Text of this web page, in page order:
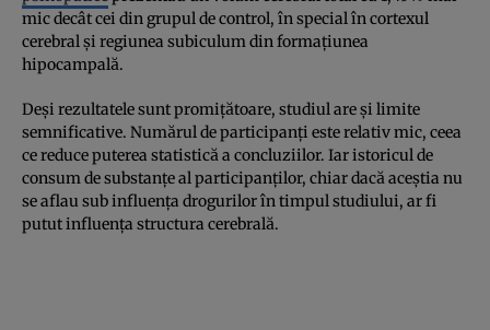
mic decât cei din grupul de control, în special în cortexul
cerebral și regiunea subiculum din formațiunea
hipocampală.
Deși rezultatele sunt promițătoare, studiul are și limite
semnificative. Numărul de participanți este relativ mic, ceea
ce reduce puterea statistică a concluziilor. Iar istoricul de
consum de substanțe al participanților, chiar dacă aceștia nu
se aflau sub influența drogurilor în timpul studiului, ar fi
putut influența structura cerebrală.